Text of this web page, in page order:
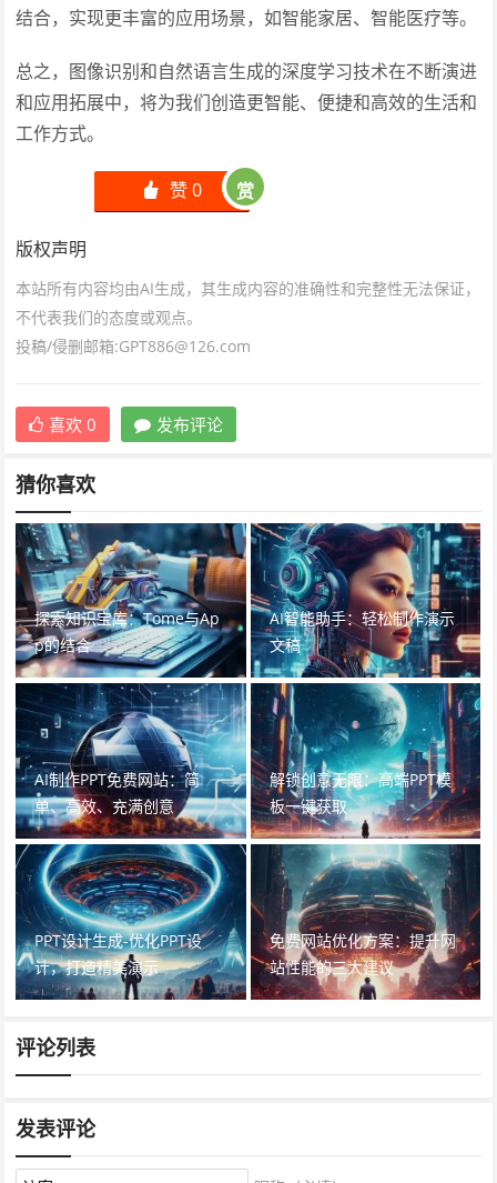
结合，实现更丰富的应用场景，如智能家居、智能医疗等。
总之，图像识别和自然语言生成的深度学习技术在不断演进
和应用拓展中，将为我们创造更智能、便捷和高效的生活和
工作方式。
󰄼 赞0 赏
版权声明
本站所有内容均由AI生成，其生成内容的准确性和完整性无法保证，
不代表我们的态度或观点。
投稿/侵删邮箱:GPT886@126.com
喜欢 0 发布评论
猜你喜欢
探索知识宝库：Tome与Ap
p的结合
AI智能助手：轻松制作演示
文稿
AI制作PPT免费网站：简
单、高效、充满创意
解锁创意无限：高端PPT模
板一键获取
PPT设计生成-优化PPT设
计，打造精美演示
免费网站优化方案：提升网
站性能的三大建议
评论列表
发表评论